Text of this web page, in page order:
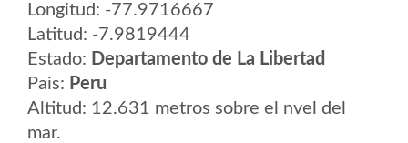
Longitud: -77.9716667
Latitud: -7.9819444
Estado: Departamento de La Libertad
Pais: Peru
Altitud: 12.631 metros sobre el nvel del
mar.